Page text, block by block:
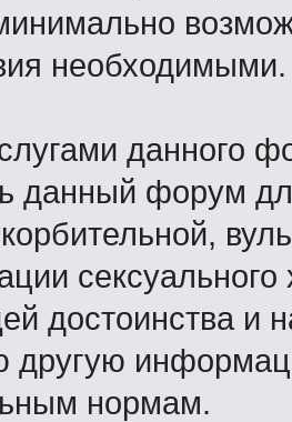
необходимыми.
данного
данный форум
достоинства и
другую
нормам.